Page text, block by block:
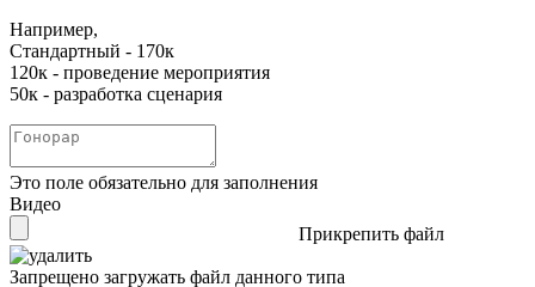
Например,
Стандартный - 170к
120к - проведение мероприятия
50к - разработка сценария
Это поле обязательно для заполнения
Видео
Прикрепить файл
Запрещено загружать файл данного типа